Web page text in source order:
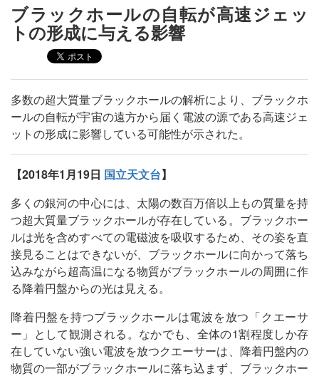
ブラックホールの自転が高速ジェッ
トの形成に与える影響
多数の超大質量ブラックホールの解析により、ブラックホ
ールの自転が宇宙の遠方から届く電波の源である高速ジェ
ットの形成に影響している可能性が示された。
【2018年1月19日 国立天文台】
多くの銀河の中心には、太陽の数百万倍以上もの質量を持
つ超大質量ブラックホールが存在している。ブラックホー
ルは光を含めすべての電磁波を吸収するため、その姿を直
接見ることはできないが、ブラックホールに向かって落ち
込みながら超高温になる物質がブラックホールの周囲に作
る降着円盤からの光は見える。
降着円盤を持つブラックホールは電波を放つ「クエーサ
ー」として観測される。なかでも、全体の1割程度しか存
在していない強い電波を放つクエーサーは、降着円盤内の
物質の一部がブラックホールに落ち込まず、ブラックホー